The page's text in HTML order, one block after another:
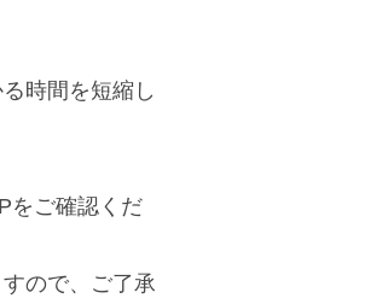
時間を短縮し
をご確認くだ
ので、ご了承